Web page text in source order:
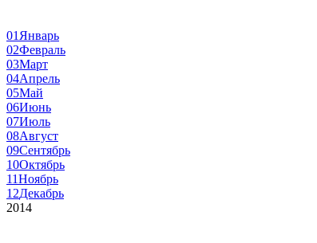
01 Январь
02Февраль
03Март
04Апрель
05Май
06Июнь
07Июль
08Август
09Сентябрь
10Октябрь
11Ноябрь
12Декабрь
2014